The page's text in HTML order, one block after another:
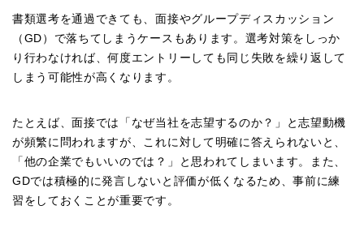
書類選考を通過できても、面接やグループディスカッション
（GD）で落ちてしまうケースもあります。選考対策をしっか
り行わなければ、何度エントリーしても同じ失敗を繰り返して
しまう可能性が高くなります。
たとえば、面接では「なぜ当社を志望するのか？」と志望動機
が頻繁に問われますが、これに対して明確に答えられないと、
「他の企業でもいいのでは？」と思われてしまいます。また、
GDでは積極的に発言しないと評価が低くなるため、事前に練
習をしておくことが重要です。